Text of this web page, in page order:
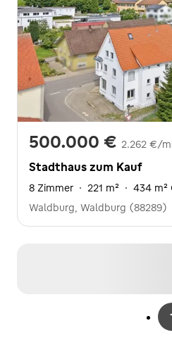
500.000 € 2.262 €/
Stadthaus zum Kauf
8 Zimmer · 221 m² · 434 m²
Waldburg, Waldburg (88289)